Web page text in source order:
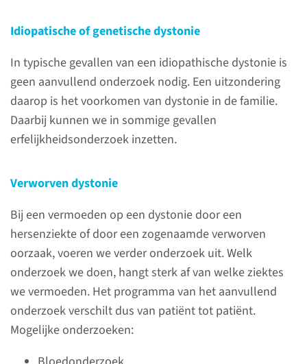
Idiopatische of genetische dystonie
In typische gevallen van een idiopathische dystonie is
geen aanvullend onderzoek nodig. Een uitzondering
daarop is het voorkomen van dystonie in de familie.
Daarbij kunnen we in sommige gevallen
erfelijkheidsonderzoek inzetten.
Verworven dystonie
Bij een vermoeden op een dystonie door een
hersenziekte of door een zogenaamde verworven
oorzaak, voeren we verder onderzoek uit. Welk
onderzoek we doen, hangt sterk af van welke ziektes
we vermoeden. Het programma van het aanvullend
onderzoek verschilt dus van patiënt tot patiënt.
Mogelijke onderzoeken:
lees meer
Contact
Polikliniek Parkinson &
Bereikbaar van 8.00-17.00 uur
(024) 361 66 00
contactformulier